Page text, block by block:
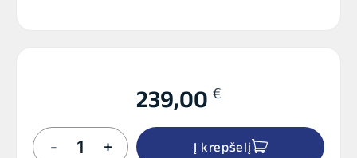
239,00 €
-
produkto
kiekis:+ Į krepšelį